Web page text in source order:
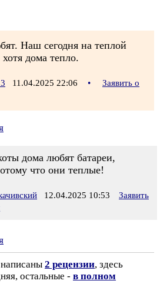
Наш сегодня на теплой
хотя дома тепло.
11.04.2025 22:06 •
Заявить о
дома любят батареи,
что они теплые!
12.04.2025 10:53
Заявить
2 рецензии, здесь
остальные - в полном